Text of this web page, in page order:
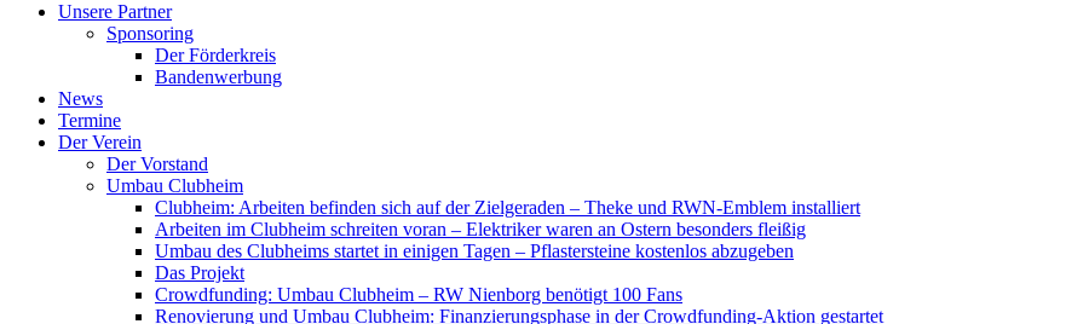
Unsere Partner
Sponsoring
Der Förderkreis
Bandenwerbung
News
Termine
Der Verein
Der Vorstand
Umbau Clubheim
Clubheim: Arbeiten befinden sich auf der Zielgeraden – Theke und RWN-Emblem installiert
Arbeiten im Clubheim schreiten voran – Elektriker waren an Ostern besonders fleißig
Umbau des Clubheims startet in einigen Tagen – Pflastersteine kostenlos abzugeben
Das Projekt
Crowdfunding: Umbau Clubheim – RW Nienborg benötigt 100 Fans
Renovierung und Umbau Clubheim: Finanzierungsphase in der Crowdfunding-Aktion gestartet